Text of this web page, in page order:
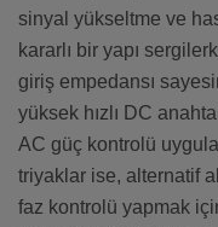
sinyal yükseltme ve
kararlı bir yapı
giriş empedansı
yüksek hızlı DC
AC güç kontrolü
triyaklar ise, alternatif
faz kontrolü yapmak